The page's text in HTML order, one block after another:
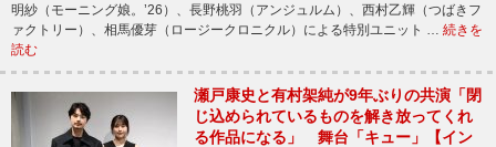
明紗（モーニング娘。’26）、長野桃羽（アンジュルム）、西村乙輝（つばきフ
ァクトリー）、相馬優芽（ロージークロニクル）による特別ユニット … 続きを
読む
瀬戸康史と有村架純が9年ぶりの共演「閉
じ込められているものを解き放ってくれ
る作品になる」 舞台「キュー」【イン